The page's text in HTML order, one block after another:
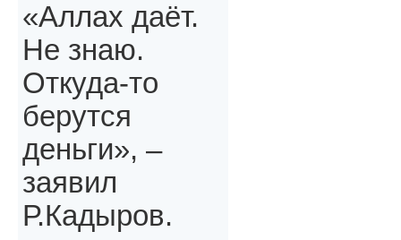
«Аллах даёт.
Не знаю.
Откуда-то
берутся
деньги», –
заявил
Р.Кадыров.